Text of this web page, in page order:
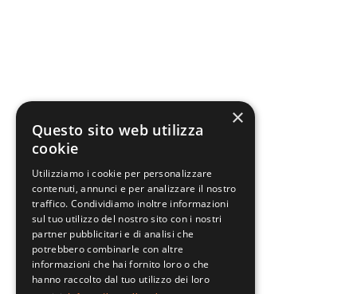
×
Questo sito web utilizza
cookie
Utilizziamo i cookie per personalizzare
contenuti, annunci e per analizzare il nostro
traffico. Condividiamo inoltre informazioni
sul tuo utilizzo del nostro sito con i nostri
partner pubblicitari e di analisi che
potrebbero combinarle con altre
informazioni che hai fornito loro o che
hanno raccolto dal tuo utilizzo dei loro